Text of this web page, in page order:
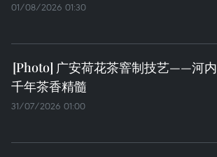
01/08/2026 01:30
广安荷花茶窨制技艺——河内
千年茶香精髓
31/07/2026 01:00